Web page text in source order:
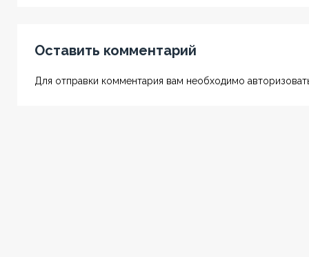
Оставить комментарий
Для отправки комментария вам необходимо